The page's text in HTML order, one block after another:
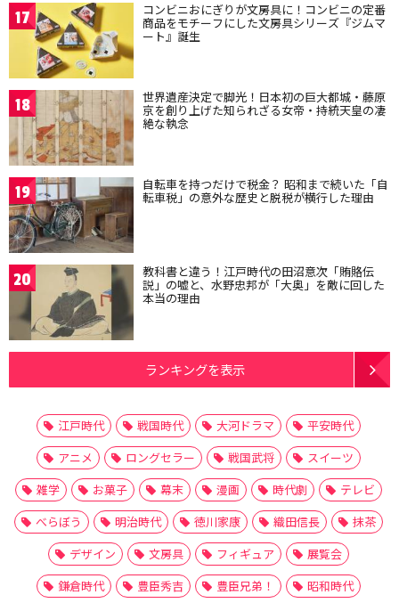
17 コンビニおにぎりが文房具に！コンビニの定番
商品をモチーフにした文房具シリーズ『ジムマ
ート』誕生
18 世界遺産決定で脚光！日本初の巨大都城・藤原
京を創り上げた知られざる女帝・持統天皇の凄
絶な執念
19 自転車を持つだけで税金？ 昭和まで続いた「自
転車税」の意外な歴史と脱税が横行した理由
20 教科書と違う！江戸時代の田沼意次「賄賂伝
説」の嘘と、水野忠邦が「大奥」を敵に回した
本当の理由
ランキングを表示
江戸時代 戦国時代 大河ドラマ
平安時代
アニメ
ロングセラー 戦国武将
スイーツ
雑学
お菓子 幕末 漫画 時代劇
テレビ
べらぼう
明治時代 徳川家康 織田信長
抹茶
デザイン
文房具 フィギュア
展覧会
鎌倉時代
豊臣秀吉 豊臣兄弟！
昭和時代